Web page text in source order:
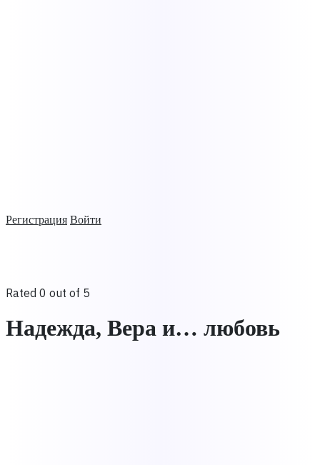
Регистрация Войти
Rated 0 out of 5
Надежда, Вера и… любовь